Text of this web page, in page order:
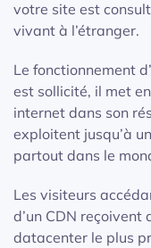
votre site est
vivant à l’étranger.
Le fonctionnement
est sollicité, il met
internet dans son
exploitent jusqu’à
partout dans le
Les visiteurs
d’un CDN reçoivent
datacenter le plus